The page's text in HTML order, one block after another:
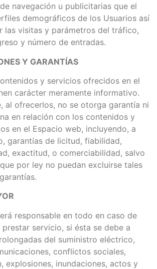
navegación u publicitarias que el
demográficos de los Usuarios así
las visitas y parámetros del tráfico,
y número de entradas.
Y GARANTÍAS
y servicios ofrecidos en el
carácter meramente informativo.
al ofrecerlos, no se otorga garantía ni
en relación con los contenidos y
en el Espacio web, incluyendo, a
garantías de licitud, fiabilidad,
exactitud, o comerciabilidad, salvo
por ley no puedan excluirse tales
responsable en todo en caso de
servicio, si ésta se debe a
del suministro eléctrico,
conflictos sociales,
explosiones, inundaciones, actos y